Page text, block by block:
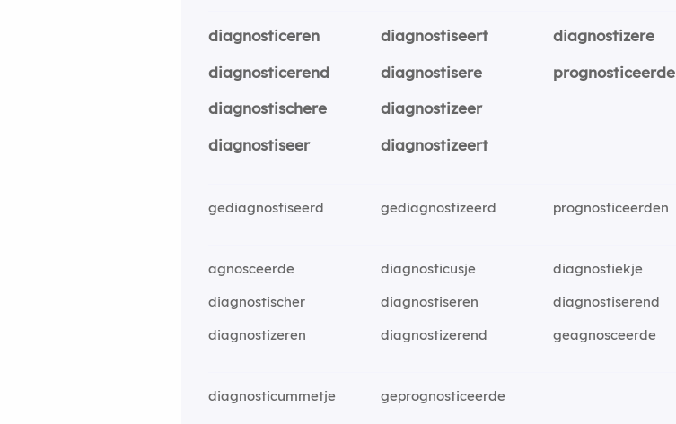
diagnosticeren diagnostiseert
diagnostizere
diagnosticerend
diagnostisere
prognosticeerde
diagnostischere
diagnostizeer
diagnostiseer
diagnostizeert
gediagnostiseerd gediagnostizeerd prognosticeerden
agnosceerde diagnosticusje
diagnostiekje
diagnostischer
diagnostiseren
diagnostiserend
diagnostizeren
diagnostizerend geagnosceerde
diagnosticummetje geprognosticeerde